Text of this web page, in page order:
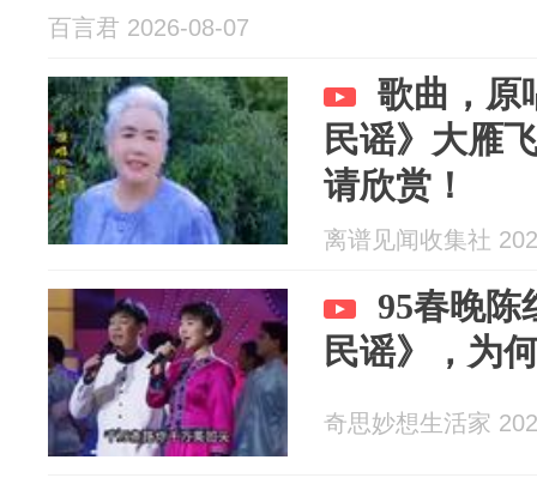
百言君 2026-08-07
歌曲，原
民谣》大雁
请欣赏！
离谱见闻收集社
95春晚陈
民谣》，为
奇思妙想生活家